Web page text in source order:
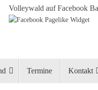
Volleywald auf Facebook
Termine Kontakt